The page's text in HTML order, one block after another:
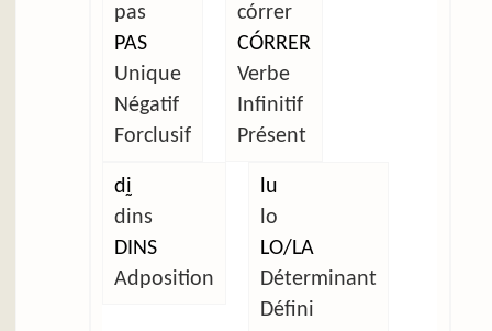
pas
PAS
Unique
Négatif
Forclusif
córrer
CÓRRER
Verbe
Infinitif
Présent
dḭ
dins
DINS
Adposition
lu
lo
LO/LA
Déterminant
Défini